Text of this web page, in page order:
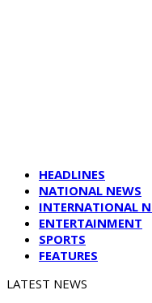
HEADLINES
NATIONAL NEWS
INTERNATIONAL
ENTERTAINMENT
SPORTS
FEATURES
LATEST NEWS